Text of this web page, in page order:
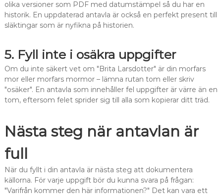
olika versioner som PDF med datumstämpel så du har en
historik. En uppdaterad antavla är också en perfekt present till
släktingar som är nyfikna på historien.
5. Fyll inte i osäkra uppgifter
Om du inte säkert vet om "Brita Larsdotter" är din morfars
mor eller morfars mormor – lämna rutan tom eller skriv
"osäker". En antavla som innehåller fel uppgifter är värre än en
tom, eftersom felet sprider sig till alla som kopierar ditt träd.
Nästa steg när antavlan är
full
När du fyllt i din antavla är nästa steg att dokumentera
källorna. För varje uppgift bör du kunna svara på frågan:
"Varifrån kommer den här informationen?" Det kan vara ett